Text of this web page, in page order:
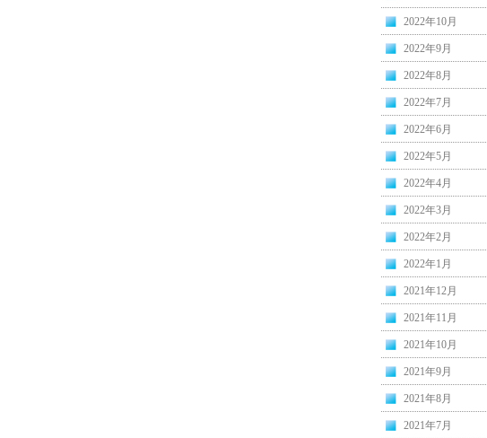
2022年10月
2022年9月
2022年8月
2022年7月
2022年6月
2022年5月
2022年4月
2022年3月
2022年2月
2022年1月
2021年12月
2021年11月
2021年10月
2021年9月
2021年8月
2021年7月